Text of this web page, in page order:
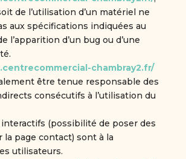
de l’utilisation d’un matériel ne
aux spécifications indiquées au
l’apparition d’un bug ou d’une
chambray2.fr/
être tenue responsable des
consécutifs à l’utilisation du
interactifs (possibilité de poser des
la page contact) sont à la
utilisateurs.